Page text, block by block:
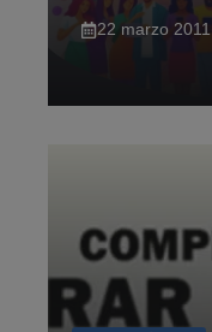
22 marzo 2011